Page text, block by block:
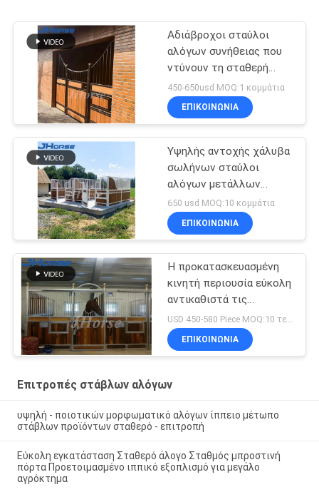
Αδιάβροχοι σταύλοι
αλόγων συνήθειας που
ντύνουν τη σταθερή
πόρτα μετώπων
στάβλων αλόγων
450-650usd MOQ:1 κομμάτια
ΕΠΙΚΟΙΝΩΝΙΑ
Υψηλής αντοχής χάλυβα
σωλήνων σταύλοι
αλόγων μετάλλων
πλαισίων prefab με τη
στέγη μακράς διαρκείας
650 usd MOQ:10 κομμάτια
ΕΠΙΚΟΙΝΩΝΙΑ
Η προκατασκευασμένη
κινητή περιουσία εύκολη
αντικαθιστά τις
γλιστρώντας
ευρωπαϊκές επιτροπές
μετώπων στάβλων
USD 450-580 Piece MOQ:10 τεμάχια
ΕΠΙΚΟΙΝΩΝΙΑ
Επιτροπές στάβλων αλόγων
υψηλή - ποιοτικών μορφωματικό αλόγων ίππειο μέτωπο
στάβλων προϊόντων σταθερό - επιτροπή
Εύκολη εγκατάσταση Σταθερό άλογο Σταθμός μπροστινή
πόρτα Προετοιμασμένο ιππικό εξοπλισμό για μεγάλο
αγρόκτημα